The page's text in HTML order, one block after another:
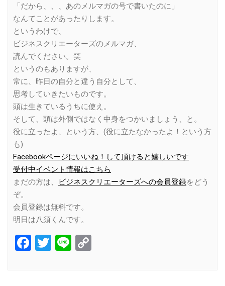
「だから、、、あのメルマガの号で書いたのに」
なんてことがあったりします。
というわけで、
ビジネスクリエーターズのメルマガ、
読んでください。笑
というのもありますが、
常に、昨日の自分と違う自分として、
思考していきたいものです。
頭は生きているうちに使え。
そして、頭は外側ではなく中身をつかいましょう、と。
役に立ったよ、という方、(役に立たなかったよ！という方
も)
Facebookページにいいね！して頂けると嬉しいです
受付中イベント情報はこちら
まだの方は、
ビジネスクリエーターズへの会員登録をどう
ぞ。
会員登録は無料です。
明日は八須くんです。
Facebook
Twitter
Line